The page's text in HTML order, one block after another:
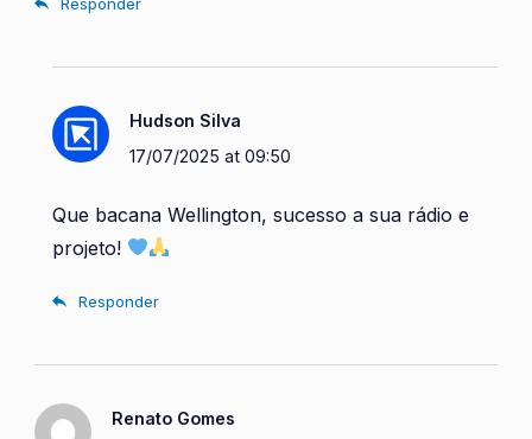
Hudson Silva
17/07/2025 at 09:50
Que bacana Wellington, sucesso a sua rádio e
projeto!
Responder
Renato Gomes